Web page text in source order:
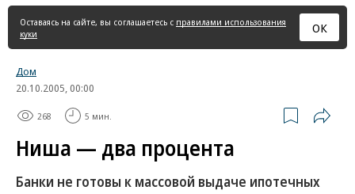
страница
Оставаясь на сайте, вы соглашаетесь с правилами использования
куки
ОК
Дом
20.10.2005, 00:00
268 5 мин.
Ниша — два процента
Банки не готовы к массовой выдаче ипотечных